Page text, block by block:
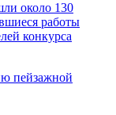
около 130
работы
конкурса